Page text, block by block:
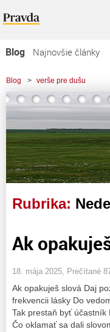
Blog
Najnovšie články
Najčítanejšie články
Najkomentovanejšie
Zoznam blogov
Komerčné blogy
Blog > verše pre dušu
Rubrika:
Ak
18. mája 2025, Prečítané
Ak opakuješ slová Daj
frekvencii lásky Do
Tak prestaň byť
Čo oklamať sa dali